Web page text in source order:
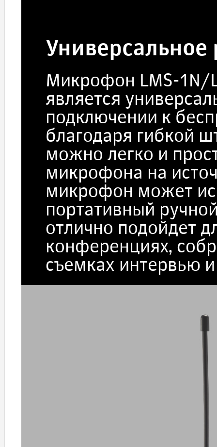
Микрофон LMS-1N/
является
подключении к
благодаря гибкой
можно легко и
микрофона на
микрофон может
портативный
отлично подойдет
конференциях,
съемках интервью